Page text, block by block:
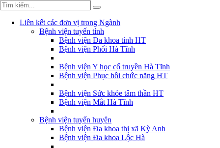
Liên kết các đơn vị trong Ngành
Bệnh viện tuyến tỉnh
Bệnh viện Đa khoa tỉnh HT
Bệnh viện Phổi Hà Tĩnh
Bệnh viện Y học cổ truyền Hà Tĩnh
Bệnh viện Phục hồi chức năng HT
Bệnh viện Sức khỏe tâm thần HT
Bệnh viện Mắt Hà Tĩnh
Bệnh viện tuyến huyện
Bệnh viện Đa khoa thị xã Kỳ Anh
Bệnh viện Đa khoa Lộc Hà